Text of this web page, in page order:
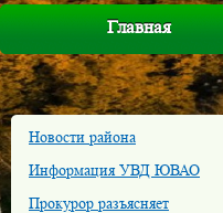
Главная
Новости района
Информация УВД ЮВАО
Прокурор разъясняет